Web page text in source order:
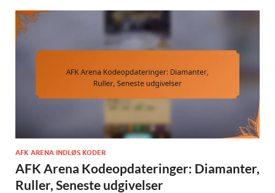
AFK ARENA INDLØS KODER
AFK Arena Kodeopdateringer: Diamanter,
Ruller, Seneste udgivelser